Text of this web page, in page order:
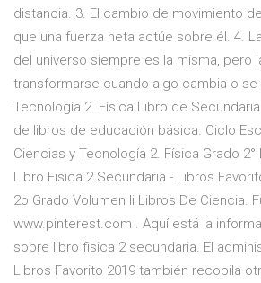
distancia. 3. El cambio de movimiento
que una fuerza neta actúe sobre él. 4.
del universo siempre es la misma, pero
transformarse cuando algo cambia o se
Tecnología 2. Física Libro de
de libros de educación básica. Ciclo
Ciencias y Tecnología 2. Física Grado
Libro Fisica 2 Secundaria - Libros
2o Grado Volumen Ii Libros De Ciencia.
www.pinterest.com . Aquí está la
sobre libro fisica 2 secundaria. El
Libros Favorito 2019 también recopila